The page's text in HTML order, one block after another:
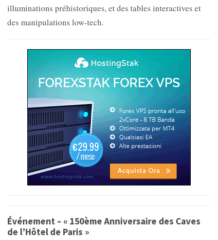
illuminations préhistoriques, et des tables interactives et
des manipulations low-tech.
Événement – « 150ème Anniversaire des Caves
de l’Hôtel de Paris »